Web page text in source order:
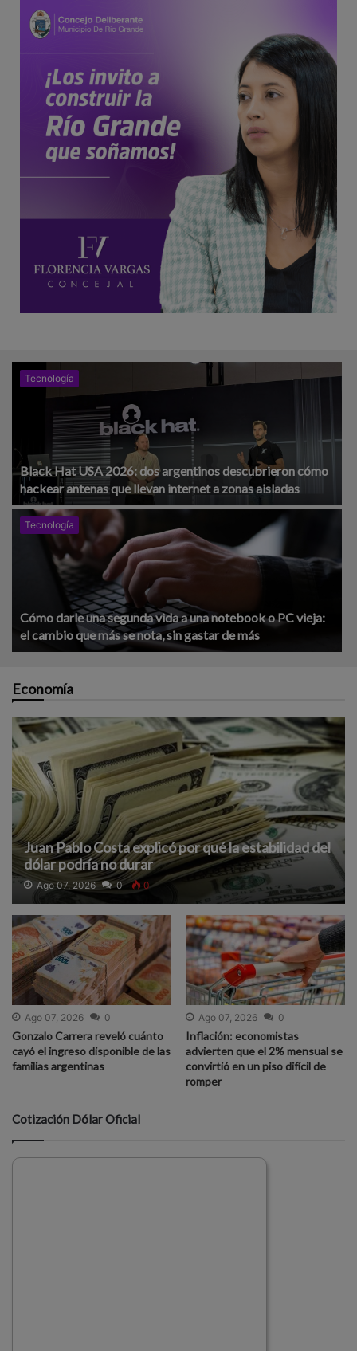
Tecnología
Black Hat USA 2026: dos argentinos descubrieron cómo
hackear antenas que llevan internet a zonas aisladas
Tecnología
Cómo darle una segunda vida a una notebook o PC vieja:
el cambio que más se nota, sin gastar de más
Economía
Juan Pablo Costa explicó por qué la estabilidad del
dólar podría no durar
Ago 07, 2026 0 0
Ago 07, 2026 0
Gonzalo Carrera reveló cuánto
cayó el ingreso disponible de las
familias argentinas
Ago 07, 2026 0
Inflación: economistas
advierten que el 2% mensual se
convirtió en un piso difícil de
romper
Cotización Dólar Oficial